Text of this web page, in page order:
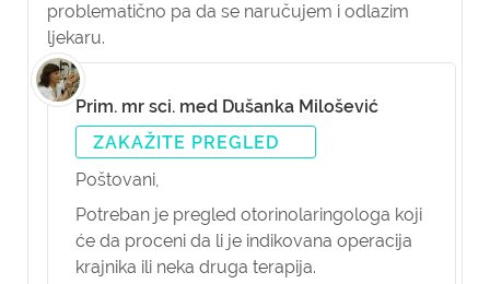
problematično pa da se naručujem i odlazim
ljekaru.
Prim. mr sci. med Dušanka Milošević
ZAKAŽITE PREGLED
Poštovani,
Potreban je pregled otorinolaringologa koji
će da proceni da li je indikovana operacija
krajnika ili neka druga terapija.